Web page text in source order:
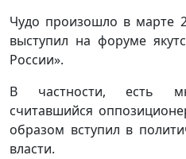
Чудо произошло в марте
выступил на форуме
России».
В частности, есть
считавшийся
образом вступил в
власти.